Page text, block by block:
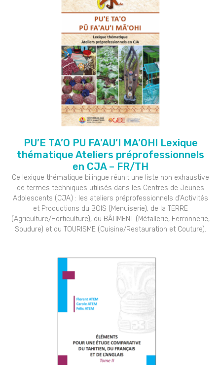
PU’E TA’O PU FA’AU’I MA’OHI Lexique
thématique Ateliers préprofessionnels
en CJA – FR/TH
Ce lexique thématique bilingue réunit une liste non exhaustive
de termes techniques utilisés dans les Centres de Jeunes
Adolescents (CJA) : les ateliers préprofessionnels d’Activités
et Productions du BOIS (Menuiserie), de la TERRE
(Agriculture/Horticulture), du BÂTIMENT (Métallerie, Ferronnerie,
Soudure) et du TOURISME (Cuisine/Restauration et Couture).